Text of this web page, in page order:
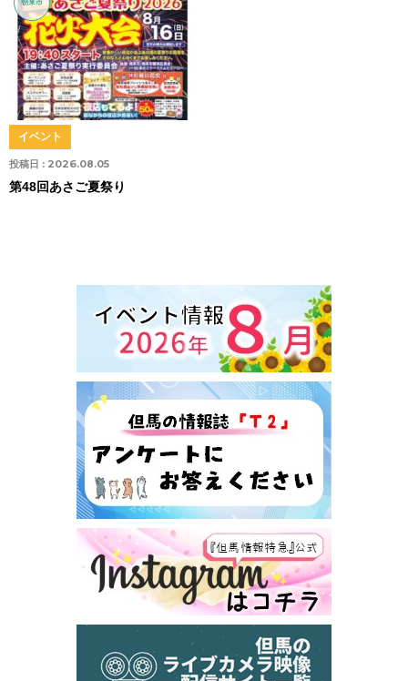
朝来市
投稿日 : 2026.08.05
イベント
第48回あさご夏祭り